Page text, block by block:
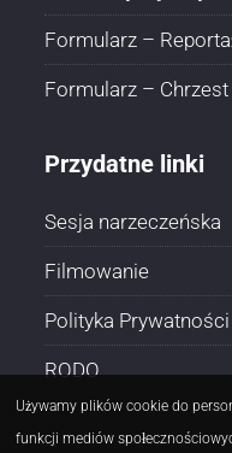
Formularz –
Formularz – Chrzest
Przydatne linki
Sesja narzeczeńska
Filmowanie
Polityka Prywatności
RODO
Używamy plików cookie do
funkcji mediów